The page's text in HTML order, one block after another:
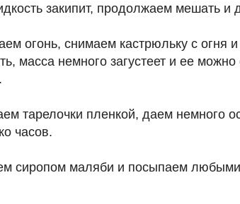
закипит, продолжаем мешать и
огонь, снимаем кастрюльку с огня
масса немного загустеет и ее
тарелочки пленкой, даем немного
часов.
сиропом маляби и посыпаем